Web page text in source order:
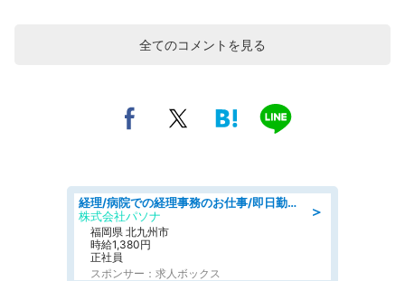
全てのコメントを見る
＞
経理/病院での経理事務のお仕事/即日勤務可/車通勤可/経理/一般事務
株式会社パソナ
福岡県 北九州市
時給1,380円
正社員
スポンサー：求人ボックス